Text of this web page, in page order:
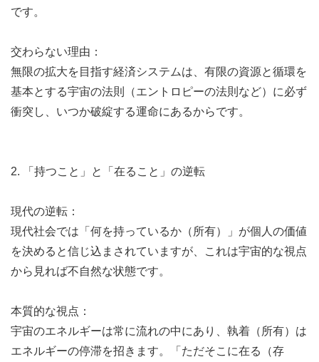
です。
交わらない理由：
無限の拡大を目指す経済システムは、有限の資源と循環を
基本とする宇宙の法則（エントロピーの法則など）に必ず
衝突し、いつか破綻する運命にあるからです。
2. 「持つこと」と「在ること」の逆転
現代の逆転：
現代社会では「何を持っているか（所有）」が個人の価値
を決めると信じ込まされていますが、これは宇宙的な視点
から見れば不自然な状態です。
本質的な視点：
宇宙のエネルギーは常に流れの中にあり、執着（所有）は
エネルギーの停滞を招きます。「ただそこに在る（存